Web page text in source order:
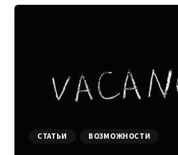
И
ЗАРАБАТЫВАТЬ
СТАТЬИ ВОЗМОЖНОСТИ